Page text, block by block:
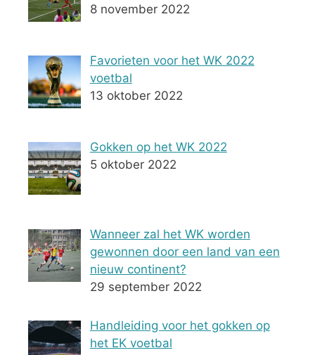
8 november 2022
Favorieten voor het WK 2022
voetbal
13 oktober 2022
Gokken op het WK 2022
5 oktober 2022
Wanneer zal het WK worden
gewonnen door een land van een
nieuw continent?
29 september 2022
Handleiding voor het gokken op
het EK voetbal